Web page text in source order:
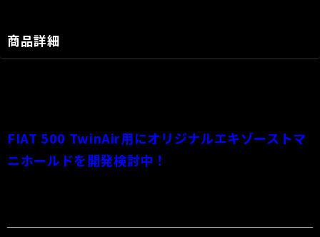
商品詳細
FIAT 500 TwinAir用にオリジナルエキゾーストマ
ニホールドを開発検討中！